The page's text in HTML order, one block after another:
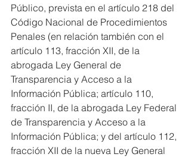
Público, prevista en el artículo 218 del
Código Nacional de Procedimientos
Penales (en relación también con el
artículo 113, fracción XII, de la
abrogada Ley General de
Transparencia y Acceso a la
Información Pública; artículo 110,
fracción II, de la abrogada Ley Federal
de Transparencia y Acceso a la
Información Pública; y del artículo 112,
fracción XII de la nueva Ley General